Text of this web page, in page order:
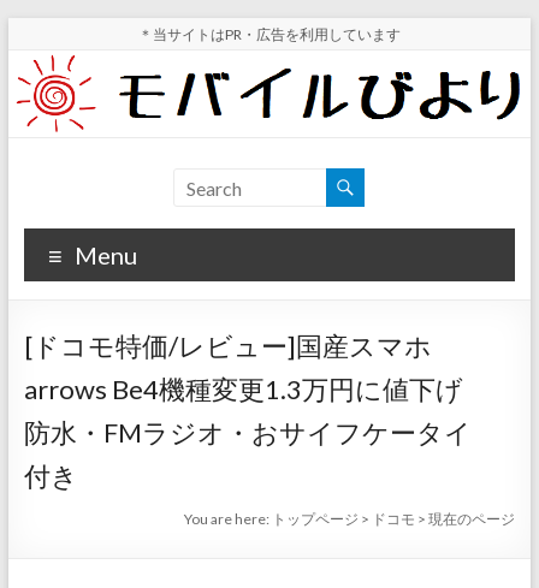
content
＊当サイトはPR・広告を利用しています
バ
イ
ル
び
よ
り
ビュ
ホ値
下げ
が分
かる
Menu
[ドコモ特価/レビュー]国産スマホ
arrows Be4機種変更1.3万円に値下げ
防水・FMラジオ・おサイフケータイ
付き
You are here: トップページ > ドコモ >現在のページ